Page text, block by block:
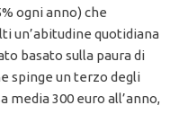
ogni anno) che
un’abitudine quotidiana
basato sulla paura di
spinge un terzo degli
media 300 euro all’anno,